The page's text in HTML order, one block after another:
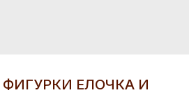
ЕЛОЧКА И